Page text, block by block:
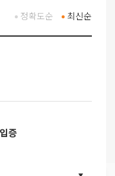
최신순
정확도순
증